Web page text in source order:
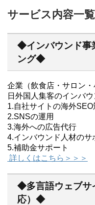
サービス内容一覧
◆インバウンド事
ング◆
企業（飲食店・サロン
日外国人集客のインバ
1.自社サイトの海外SEO
2.SNSの運用
3.海外への広告代行
4.インバウンド人材のサ
5.補助金サポート
詳しくはこちら＞＞＞
◆多言語ウェブサ
応）◆